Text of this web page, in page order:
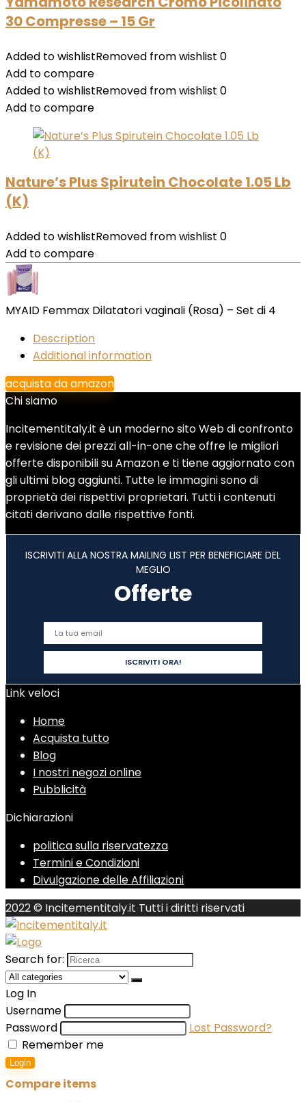
30 Compresse – 15 Gr
Added to wishlistRemoved from wishlist 0
Add to compare
Added to wishlistRemoved from wishlist 0
Add to compare
Nature’s Plus Spirutein Chocolate 1.05 Lb
(K)
Added to wishlistRemoved from wishlist 0
Add to compare
MYAID Femmax Dilatatori vaginali (Rosa) – Set di 4
Description
Additional information
acquista da amazon
Chi siamo
Incitementitaly.it è un moderno sito Web di confronto
e revisione dei prezzi all-in-one che offre le migliori
offerte disponibili su Amazon e ti tiene aggiornato con
gli ultimi blog aggiunti. Tutte le immagini sono di
proprietà dei rispettivi proprietari. Tutti i contenuti
citati derivano dalle rispettive fonti.
ISCRIVITI ALLA NOSTRA MAILING LIST PER BENEFICIARE DEL
MEGLIO
Offerte
Link veloci
Home
Acquista tutto
Blog
I nostri negozi online
Pubblicità
Dichiarazioni
politica sulla riservatezza
Termini e Condizioni
Divulgazione delle Affiliazioni
2022 © Incitementitaly.it Tutti i diritti riservati
Search for:
Log In
Username
Password
Lost Password?
Remember me
Login
Compare items